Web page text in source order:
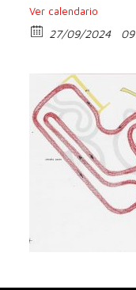
Ver calendario
27/09/2024